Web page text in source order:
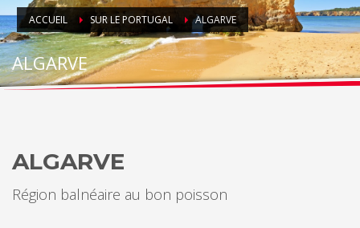
ACCUEIL SUR LE PORTUGAL ALGARVE
ALGARVE
ALGARVE
Région balnéaire au bon poisson